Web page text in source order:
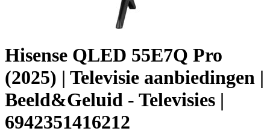
Hisense QLED 55E7Q Pro
(2025) | Televisie aanbiedingen |
Beeld&Geluid - Televisies |
6942351416212